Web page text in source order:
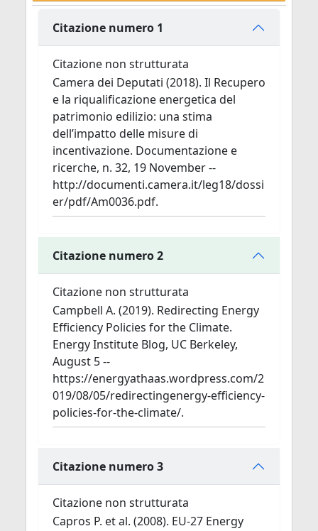
Citazione numero 1
Citazione non strutturata
Camera dei Deputati (2018). Il Recupero
e la riqualificazione energetica del
patrimonio edilizio: una stima
dell’impatto delle misure di
incentivazione. Documentazione e
ricerche, n. 32, 19 November --
http://documenti.camera.it/leg18/dossi
er/pdf/Am0036.pdf.
Citazione numero 2
Citazione non strutturata
Campbell A. (2019). Redirecting Energy
Efficiency Policies for the Climate.
Energy Institute Blog, UC Berkeley,
August 5 --
https://energyathaas.wordpress.com/2
019/08/05/redirectingenergy-efficiency-
policies-for-the-climate/.
Citazione numero 3
Citazione non strutturata
Capros P. et al. (2008). EU-27 Energy